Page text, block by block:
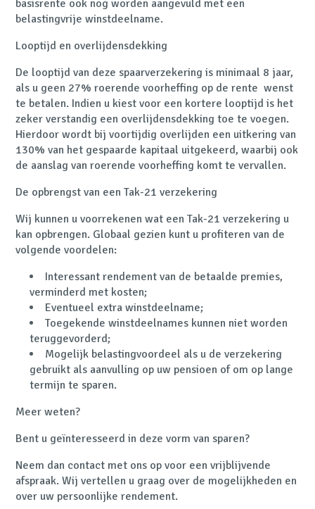
basisrente ook nog worden aangevuld met een
belastingvrije winstdeelname.
Looptijd en overlijdensdekking
De looptijd van deze spaarverzekering is minimaal 8 jaar,
als u geen 27% roerende voorheffing op de rente wenst
te betalen. Indien u kiest voor een kortere looptijd is het
zeker verstandig een overlijdensdekking toe te voegen.
Hierdoor wordt bij voortijdig overlijden een uitkering van
130% van het gespaarde kapitaal uitgekeerd, waarbij ook
de aanslag van roerende voorheffing komt te vervallen.
De opbrengst van een Tak-21 verzekering
Wij kunnen u voorrekenen wat een Tak-21 verzekering u
kan opbrengen. Globaal gezien kunt u profiteren van de
volgende voordelen:
Interessant rendement van de betaalde premies,
verminderd met kosten;
Eventueel extra winstdeelname;
Toegekende winstdeelnames kunnen niet worden
teruggevorderd;
Mogelijk belastingvoordeel als u de verzekering
gebruikt als aanvulling op uw pensioen of om op lange
termijn te sparen.
Meer weten?
Bent u geïnteresseerd in deze vorm van sparen?
Neem dan contact met ons op voor een vrijblijvende
afspraak. Wij vertellen u graag over de mogelijkheden en
over uw persoonlijke rendement.